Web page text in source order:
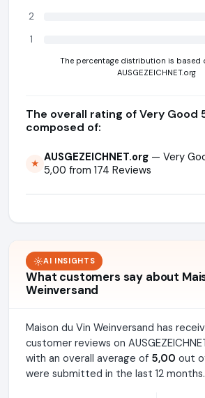
2
1
The percentage distribution is based
AUSGEZEICHNET.org
The overall rating of Very Good
composed of:
★ AUSGEZEICHNET.org — Very
5,00 from 174 Reviews
AI INSIGHTS
What customers say about
Weinversand
Maison du Vin Weinversand has
customer reviews on
with an overall average of 5,00 out
were submitted in the last 12 months.